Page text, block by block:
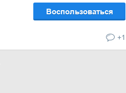
Воспользоваться
+1